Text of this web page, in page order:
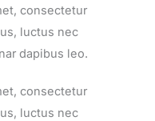
consectetur
luctus nec
dapibus leo.
consectetur
luctus nec